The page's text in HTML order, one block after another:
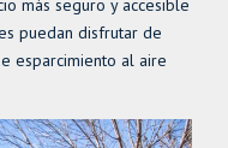
más seguro y accesible
puedan disfrutar de
esparcimiento al aire